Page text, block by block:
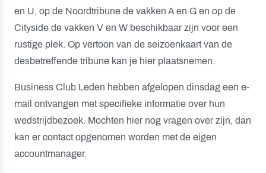
en U, op de Noordtribune de vakken A en G en op de
Cityside de vakken V en W beschikbaar zijn voor een
rustige plek. Op vertoon van de seizoenkaart van de
desbetreffende tribune kan je hier plaatsnemen.
Business Club Leden hebben afgelopen dinsdag een e-
mail ontvangen met specifieke informatie over hun
wedstrijdbezoek. Mochten hier nog vragen over zijn, dan
kan er contact opgenomen worden met de eigen
accountmanager.